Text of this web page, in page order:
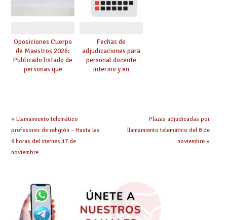
Oposiciones Cuerpo
de Maestros 2026:
Publicado listado de
personas que
Fechas de
adjudicaciones para
personal docente
interino y en
« Llamamiento telemático
profesores de religión – Hasta las
9 horas del viernes 17 de
noviembre
Plazas adjudicadas por
llamamiento telemático del 8 de
noviembre»